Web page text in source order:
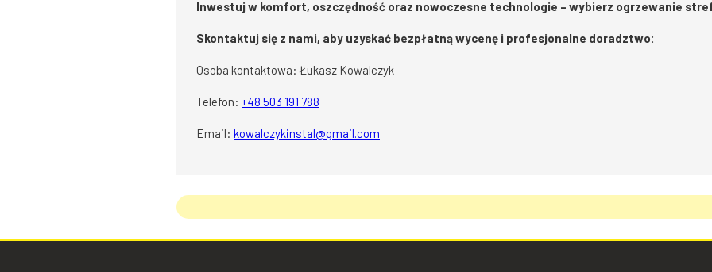
Inwestuj w komfort, oszczędność oraz nowoczesne technologie – wybierz ogrzewanie
Skontaktuj się z nami, aby uzyskać bezpłatną wycenę i profesjonalne doradztwo:
Osoba kontaktowa: Łukasz Kowalczyk
Telefon: +48 503 191 788
Email: kowalczykinstal@gmail.com